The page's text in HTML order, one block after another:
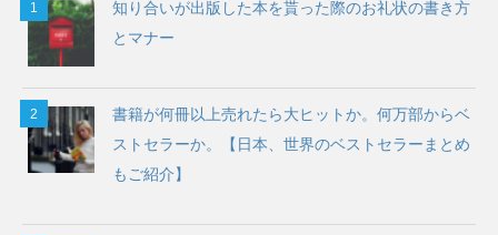
知り合いが出版した本を貰った際のお礼状の書き方
とマナー
書籍が何冊以上売れたら大ヒットか。何万部からベ
ストセラーか。【日本、世界のベストセラーまとめ
もご紹介】